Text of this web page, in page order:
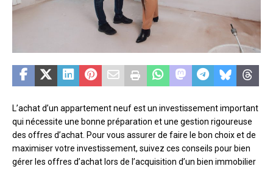
L’achat d’un appartement neuf est un investissement important
qui nécessite une bonne préparation et une gestion rigoureuse
des offres d’achat. Pour vous assurer de faire le bon choix et de
maximiser votre investissement, suivez ces conseils pour bien
gérer les offres d’achat lors de l’acquisition d’un bien immobilier